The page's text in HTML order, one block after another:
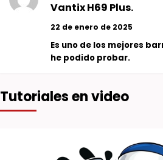
Vantix H69 Plus.
22 de enero de 2025
Es uno de los mejores
he podido probar.
Tutoriales en video